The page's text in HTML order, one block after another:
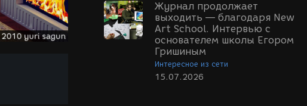
Журнал продолжает
выходить — благодаря New
Art School. Интервью с
основателем школы Егором
Гришиным
Интересное из сети
15.07.2026